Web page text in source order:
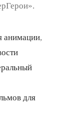
анимации,
для